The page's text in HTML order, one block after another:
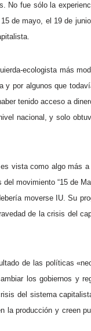
No fue sólo la
de mayo, el 19 de
ecologista más
y por algunos que
tenido acceso a
nacional, y solo
vista como algo más
movimiento “15 de
moverse IU. Su
de la crisis del
de las políticas
los gobiernos y
del sistema
la producción y creen